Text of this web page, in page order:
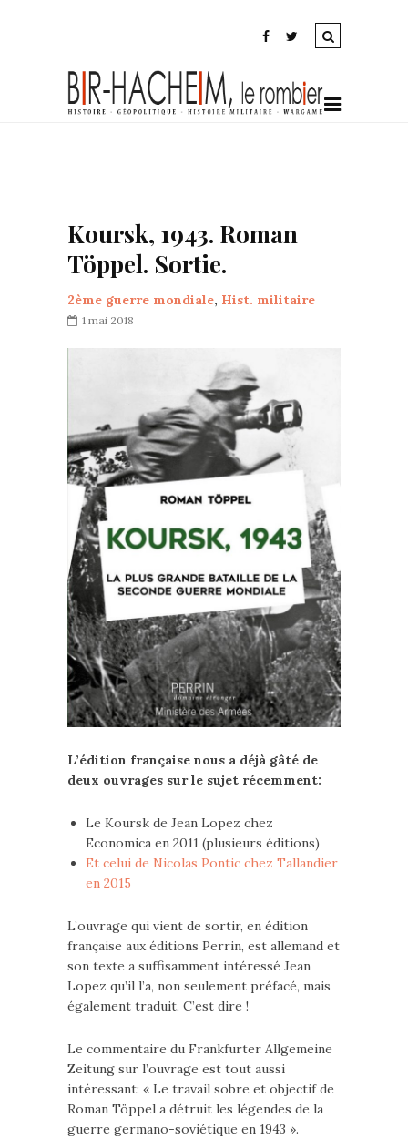
Koursk, 1943. Roman
Töppel. Sortie.
2ème guerre mondiale, Hist. militaire
1 mai 2018
L’édition française nous a déjà gâté de
deux ouvrages sur le sujet récemment:
Le Koursk de Jean Lopez chez
Economica en 2011 (plusieurs éditions)
Et celui de Nicolas Pontic chez Tallandier
en 2015
L’ouvrage qui vient de sortir, en édition
française aux éditions Perrin, est allemand et
son texte a suffisamment intéressé Jean
Lopez qu’il l’a, non seulement préfacé, mais
également traduit. C’est dire !
Le commentaire du Frankfurter Allgemeine
Zeitung sur l’ouvrage est tout aussi
intéressant: « Le travail sobre et objectif de
Roman Töppel a détruit les légendes de la
guerre germano-soviétique en 1943 ».